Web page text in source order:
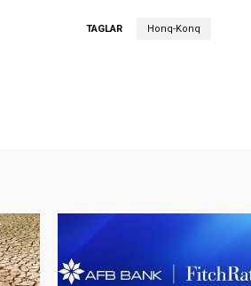
TAGLAR Honq-Konq